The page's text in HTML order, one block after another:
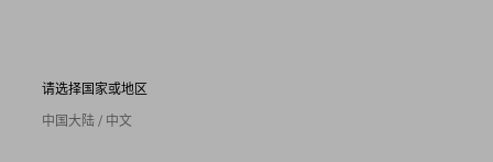
请选择国家或地区
中国大陆 / 中文